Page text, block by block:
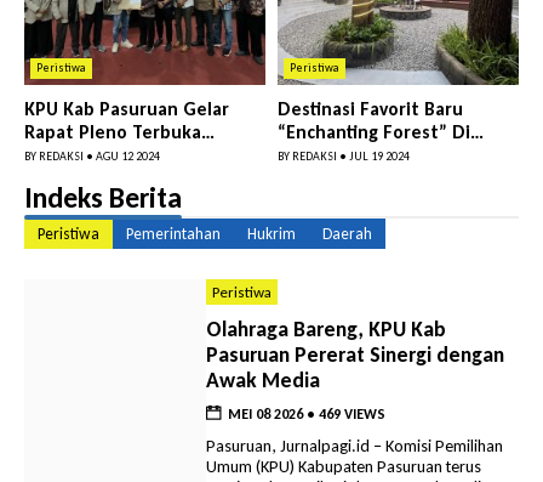
Peristiwa
KPU Kab Pasuruan Gelar
Rapat Pleno Terbuka
Penetapan DPS
BY REDAKSI • AGU 12 2024
Peristiwa
Destinasi Favorit Baru
“Enchanting Forest” Di
Taman Safari Pr...
BY REDAKSI • JUL 19 2024
Indeks Berita
Peristiwa Pemerintahan Hukrim Daerah
Peristiwa
Olahraga Bareng, KPU Kab
Pasuruan Pererat Sinergi dengan
Awak Media
MEI 08 2026• 469 VIEWS
Pasuruan, Jurnalpagi.id – Komisi Pemilihan
Umum (KPU) Kabupaten Pasuruan terus